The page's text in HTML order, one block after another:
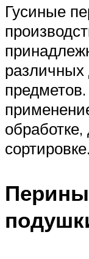
Гусиные
различных
сортировке.